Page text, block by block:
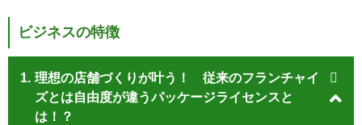
ビジネスの特徴
1. 理想の店舗づくりが叶う！ 従来のフランチャイ
ズとは自由度が違うパッケージライセンスと
は！？